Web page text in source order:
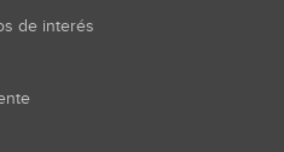
de interés